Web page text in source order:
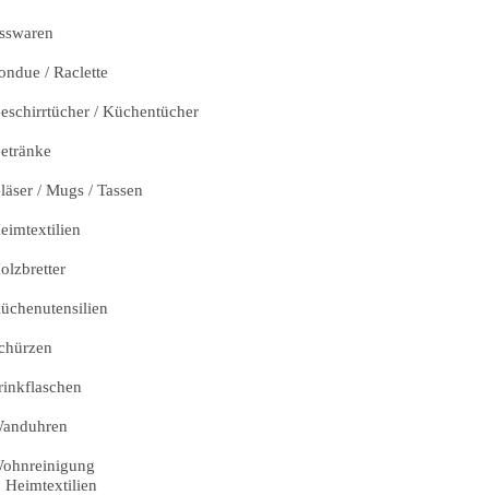
/ Raclette
/ Küchentücher
/ Mugs / Tassen
Heimtextilien